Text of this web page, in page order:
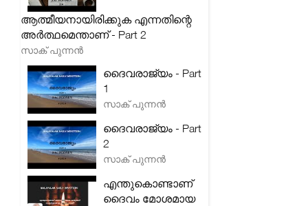
ആത്മീയനായിരിക്കുക എന്നതിന്റെ
അർത്ഥമെന്താണ് - Part 2
സാക് പുന്നൻ
ദൈവരാജ്യം - Part
1
സാക് പുന്നൻ
ദൈവരാജ്യം - Part
2
സാക് പുന്നൻ
എന്തുകൊണ്ടാണ്
ദൈവം മോശമായ